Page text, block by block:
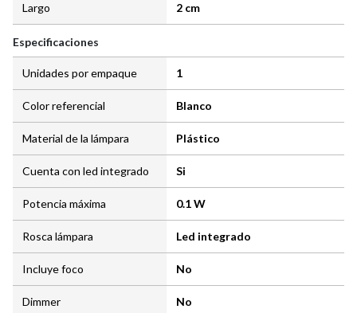
Largo 2 cm
Especificaciones
Unidades por empaque 1
Color referencial Blanco
Material de la lámpara Plástico
Cuenta con led integrado Si
Potencia máxima 0.1 W
Rosca lámpara Led integrado
Incluye foco No
Dimmer No